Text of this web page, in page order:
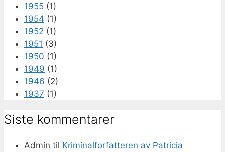
1955 (1)
1954 (1)
1952 (1)
1951 (3)
1950 (1)
1949 (1)
1946 (2)
1937 (1)
Siste kommentarer
Admin til Kriminalforfatteren av Patricia